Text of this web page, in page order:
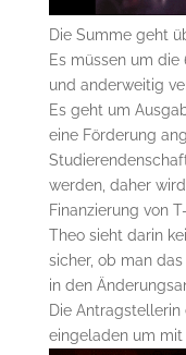
Die Summe geht
Es müssen um
und anderweitig
Es geht um
eine Förderung
werden, daher
Finanzierung von
Theo sieht darin
sicher, ob man
in den
Die Antragstellerin
eingeladen um mit